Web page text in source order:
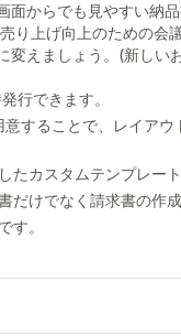
面からでも見やすい納
り上げ向上のための会
変えましょう。(新しい
行できます。
することで、レイアウ
たカスタムテンプレー
だけでなく請求書の作成
す。